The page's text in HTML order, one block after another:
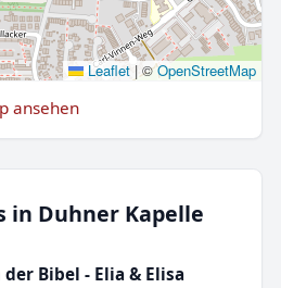
Leaflet |©OpenStreetMap
ansehen
in Duhner Kapelle
Bibel - Elia & Elisa